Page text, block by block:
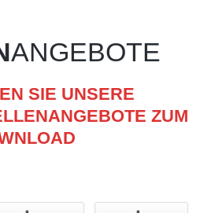
ANGEBOTE
SIE UNSERE
ZUM